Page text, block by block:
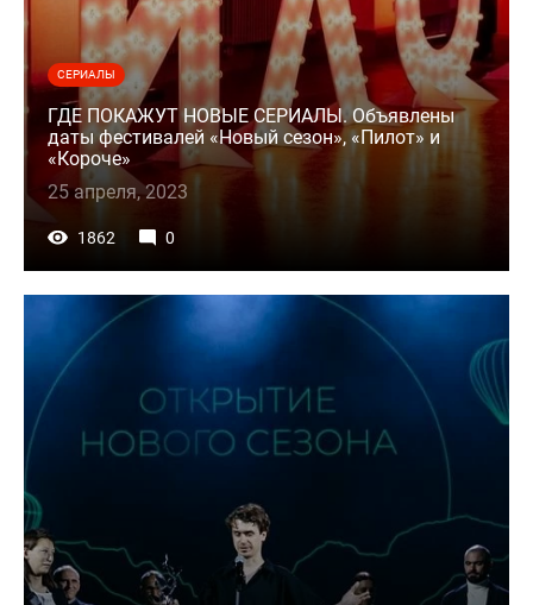
СЕРИАЛЫ
ГДЕ ПОКАЖУТ НОВЫЕ СЕРИАЛЫ. Объявлены
даты фестивалей «Новый сезон», «Пилот» и
«Короче»
25 апреля, 2023
1862 0